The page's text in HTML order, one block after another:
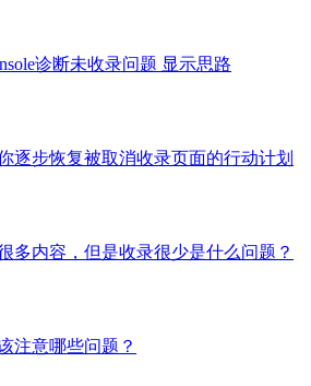
诊断未收录问题 显示思路
逐步恢复被取消收录页面的行动计划
多内容，但是收录很少是什么问题？
注意哪些问题？